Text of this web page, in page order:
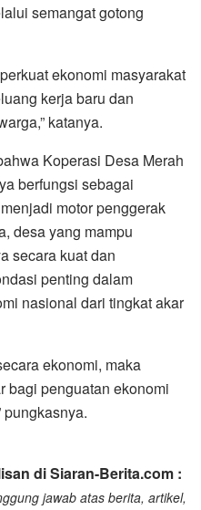
semangat gotong
ekonomi masyarakat
kerja baru dan
katanya.
Koperasi Desa Merah
berfungsi sebagai
motor penggerak
desa yang mampu
secara kuat dan
penting dalam
nasional dari tingkat akar
ekonomi, maka
bagi penguatan ekonomi
pungkasnya.
di Siaran-Berita.com :
jawab atas berita, artikel,